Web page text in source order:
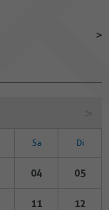
Sa Di
04 05
11 12